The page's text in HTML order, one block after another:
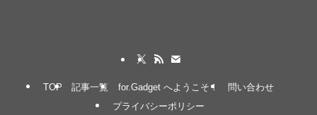
TOP 記事一覧 for.Gadget へようこそ！
問い合わせ
プライバシーポリシー